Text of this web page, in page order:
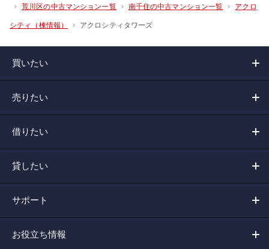
荒川区の中古マンション一覧 南千住の中古マンション一覧 アクロ
シティ（棟情報） アクロシティタワーズ
買いたい
売りたい
借りたい
貸したい
サポート
お役立ち情報